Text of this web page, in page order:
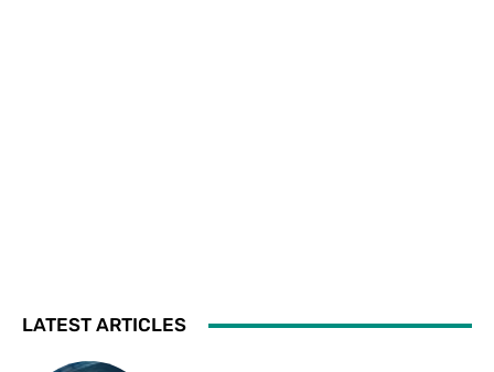
LATEST ARTICLES